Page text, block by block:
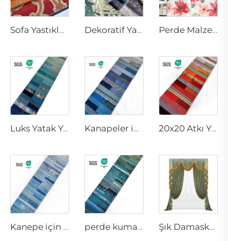
Sofa Yastıkları ve Dekoratif Atkı Yastıkları | Premium Perde Kumaşı Dekoratif Yastık Kapları ve Yeşil Bölmeler için Şık Ev Dekorasyonu Perde Malzemesi ve Çiçekli Kumaşlar | Şık Perde Sheers
Luks Yatak Yastıkları ve Perde Kumaşları | Dekoratif Atkı Yastıkları Kanapeler için Dekoratif Yastıklar ve Luks Perde Kumaşı | Şık Atkı Yastık Kapları 20x20 Atkı Yastık Kapları ve Kırmızı Atkı Yastıkları | Kaliteli Perde Kumaşı
Kanepe için Dekoratif Atkı Yastıkları ve Şık Perde Kumaşı perde kumaşı, atkı yastığı, yastık kaplaması Şık Damasko Metinilleri ve Perdeler | Kaliteli Damasko Malzeme Dokuması